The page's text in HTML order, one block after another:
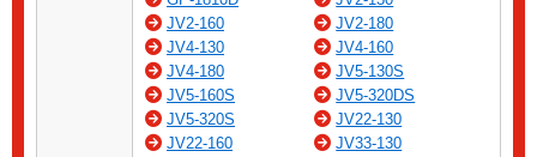
JV2-160
JV2-180
JV4-130
JV4-160
JV4-180
JV5-130S
JV5-160S
JV5-320DS
JV5-320S
JV22-130
JV22-160
JV33-130